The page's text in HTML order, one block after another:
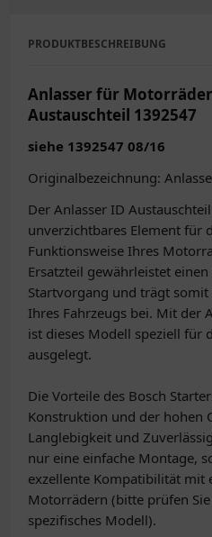
PRODUKTBESCHREIBUNG
Anlasser für
Austauschteil 1392547
siehe 1392547 08/16
Originalbezeichnung:
Der Anlasser ID
unverzichtbares Element für
Funktionsweise Ihres
Ersatzteil gewährleistet
Startvorgang und trägt
Ihres Fahrzeugs bei. Mit der
ist dieses Modell speziell für
ausgelegt.
Die Vorteile des Bosch
Konstruktion und der hohen
Langlebigkeit und
nur eine einfache Montage,
exzellente Kompatibilität mit
Motorrädern (bitte prüfen
spezifisches Modell).